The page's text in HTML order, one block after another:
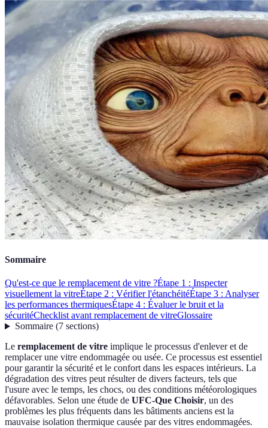
Sommaire
Qu'est-ce que le remplacement de vitre ?Étape 1 : Inspecter
visuellement la vitreÉtape 2 : Vérifier l'étanchéitéÉtape 3 : Analyser
les performances thermiquesÉtape 4 : Évaluer le bruit et la
sécuritéChecklist avant remplacement de vitreGlossaire
Sommaire(7 sections)
Le remplacement de vitre implique le processus d'enlever et de
remplacer une vitre endommagée ou usée. Ce processus est essentiel
pour garantir la sécurité et le confort dans les espaces intérieurs. La
dégradation des vitres peut résulter de divers facteurs, tels que
l'usure avec le temps, les chocs, ou des conditions météorologiques
défavorables. Selon une étude de UFC-Que Choisir, un des
problèmes les plus fréquents dans les bâtiments anciens est la
mauvaise isolation thermique causée par des vitres endommagées.